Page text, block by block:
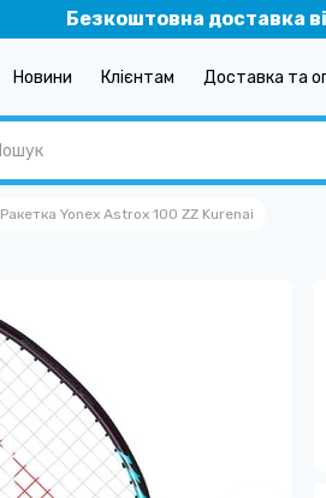
Безкоштовна доставка
Новини Клієнтам Доставка та
Ракетка Yonex Astrox 100 ZZ Kurenai